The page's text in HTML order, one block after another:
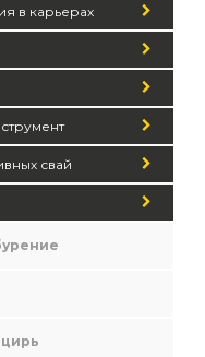
в карьерах
свай